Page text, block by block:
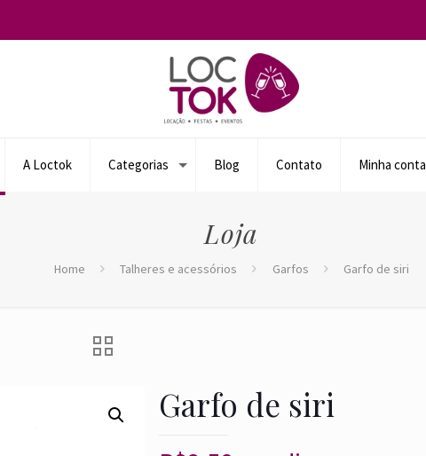
A Loctok Categorias Blog Contato Minha conta
Loja
Home Talheres e acessórios Garfos Garfo de siri
Garfo de siri